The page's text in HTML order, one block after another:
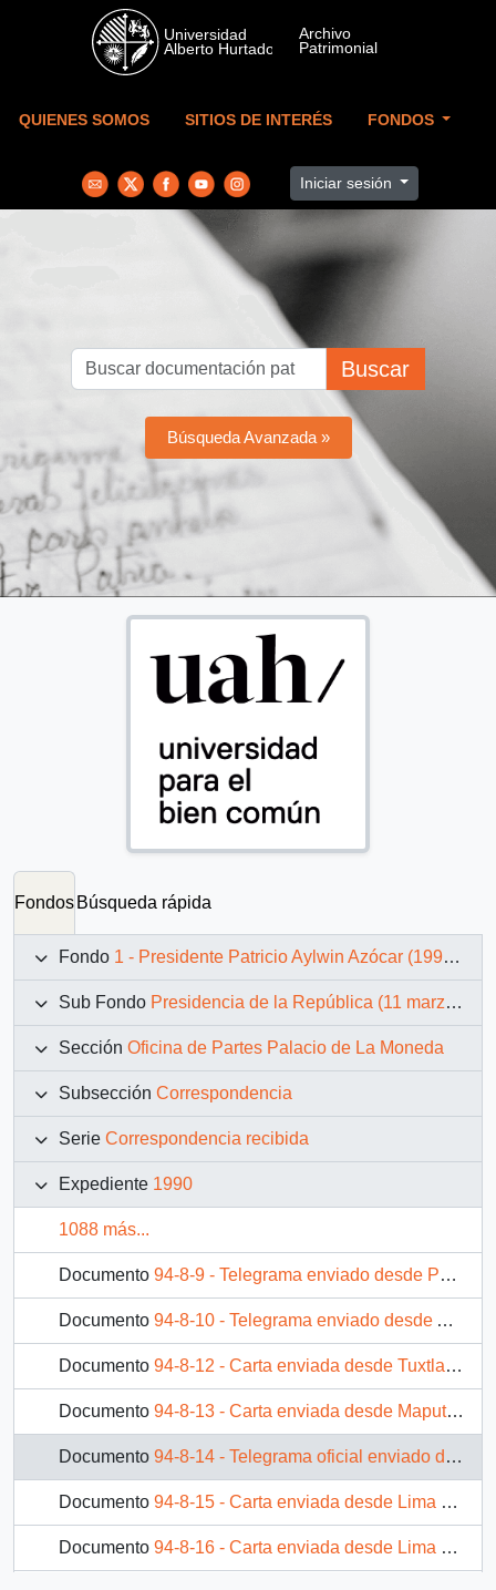
Skip to main content
QUIENES SOMOS SITIOS DE INTERÉS FONDOS
Iniciar sesión
Buscar
Búsqueda Avanzada »
Fondos Búsqueda rápida
Fondo 1 - Presidente Patricio Aylwin Azócar (1990-1994)
Sub Fondo Presidencia de la República (11 marzo 1990 – 11 marzo 1994)
Sección Oficina de Partes Palacio de La Moneda
Subsección Correspondencia
Serie Correspondencia recibida
Expediente 1990
1088 más...
Documento 94-8-9 - Telegrama enviado desde París por Alain Poher, Presidente del Senado de Francia, dirigido al Presidente Patricio Aylwin
Documento 94-8-10 - Telegrama enviado desde Antananarivo, por la Presidencia de la República Democrática de Madagascar, dirigido al Presidente Patricio Aylwin
Documento 94-8-12 - Carta enviada desde Tuxtla Gutiérrez, Chiapas, por el sr. Patrocinio González Blanco Garrido, Gobernador Constitucional del Estado de Chiapas, dirigida al Presidente electo de Chile, Patricio Aylwin.
Documento 94-8-13 - Carta enviada desde Maputo por Marcelino dos Santos, Presidente de la Asamblea Popular de Mozambique y miembro del Buró Político del Comité Central del Partido FRELIMO, dirigida al Presidente Patricio Aylwin
Documento 94-8-14 - Telegrama oficial enviado desde Panamá por el sr. Guillermo Endara Galimany, Presidente de la República de Panamá, dirigido al Presidente Patricio Aylwin
Documento 94-8-15 - Carta enviada desde Lima por el sr. Fernando Belaúnde Terry, Senador vitalicio del Perú, dirigida al Presidente Patricio Aylwin
Documento 94-8-16 - Carta enviada desde Lima por Mario Vargas Llosa, escritor y líder del Frente Democrático del Perú, dirigida al Presidente Patricio Aylwin